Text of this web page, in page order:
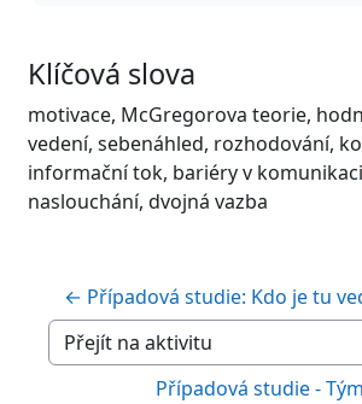
Klíčová slova
motivace, McGregorova teorie,
vedení, sebenáhled, rozhodování,
informační tok, bariéry v
naslouchání, dvojná vazba
← Případová studie: Kdo je tu
Přejít na aktivitu
Případová studie -